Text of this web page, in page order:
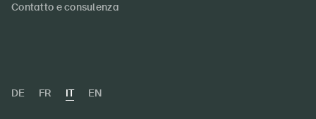
Contatto e consulenza
DE FR IT EN